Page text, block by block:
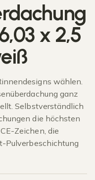
x 2,5
wählen.
ganz
Selbstverständlich
die höchsten
Zeichen, die
Pulverbeschichtung